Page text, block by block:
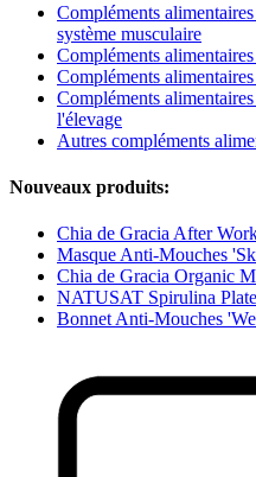
Compléments
système musculaire
Compléments
Compléments
Compléments
l'élevage
Autres compléments
Nouveaux produits:
Chia de Gracia After
Masque Anti-Mouches
Chia de Gracia Organic
NATUSAT Spirulina
Bonnet Anti-Mouches